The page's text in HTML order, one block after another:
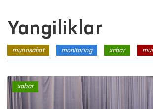
Yangiliklar
munosabat monitoring xabar
xabar